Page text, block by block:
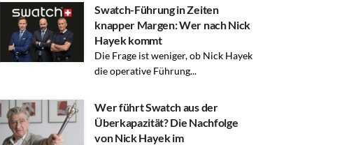
Swatch-Führung in Zeiten
knapper Margen: Wer nach Nick
Hayek kommt
Die Frage ist weniger, ob Nick Hayek
die operative Führung...
Wer führt Swatch aus der
Überkapazität? Die Nachfolge
von Nick Hayek im